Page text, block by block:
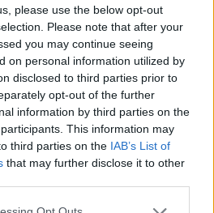
please use the below opt-out
Please note that after your
you may continue seeing
on personal information utilized by
disclosed to third parties prior to
opt-out of the further
information by third parties on the
This information may
third parties on the IAB’s List of
that may further disclose it to other
app uses one or more Google